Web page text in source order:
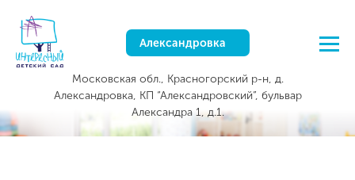
Александровка
Московская обл., Красногорский р-н, д.
Александровка, КП “Александровский”, бульвар
Александра 1, д.1.